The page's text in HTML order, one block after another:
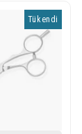
Tükendi